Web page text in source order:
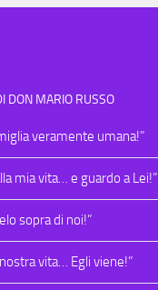
DON MARIO RUSSO
veramente umana!”
mia vita… e guardo a Lei!”
sopra di noi!”
vita… Egli viene!”